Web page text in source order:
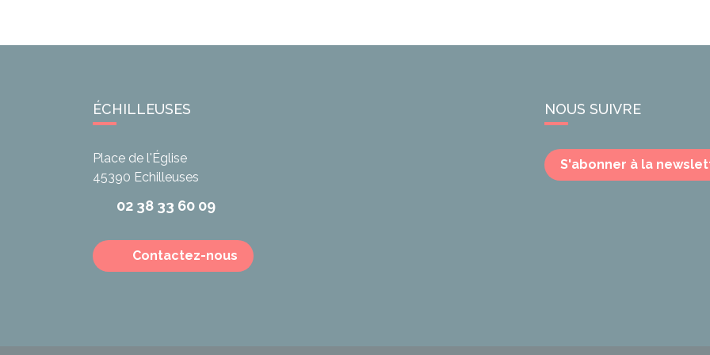
ÉCHILLEUSES
Place de l'Église
45390 Echilleuses
02 38 33 60 09
Contactez-nous
NOUS SUIVRE
S'abonner à la